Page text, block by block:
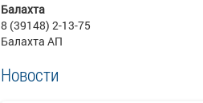
Балахта
8 (39148) 2-13-75
Балахта АП
Новости